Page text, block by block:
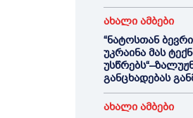
ახალი ამბები
“ნატოსთან
უკრაინა მას
განცხადებას
ახალი ამბები